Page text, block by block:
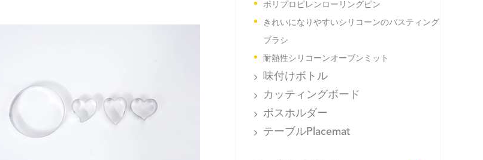
ポリプロピレンローリングピン
きれいになりやすいシリコーンのバスティング
ブラシ
耐熱性シリコーンオーブンミット
味付けボトル
カッティングボード
ポスホルダー
テーブルPlacemat